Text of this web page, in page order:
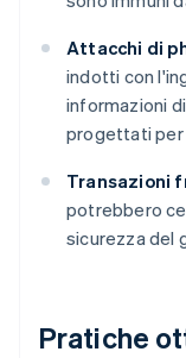
Attacchi di
indotti con
informazioni
progettati per
Transazioni
potrebbero
sicurezza del
Pratiche